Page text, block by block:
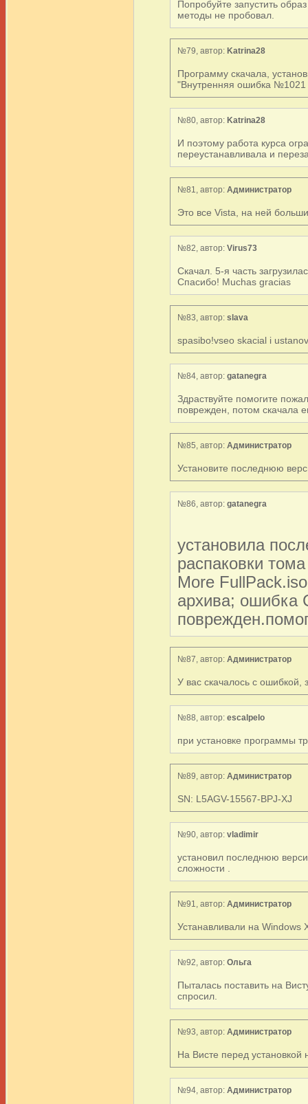
Попробуйте запустить
методы не пробовал.
№79, автор: Katrina28
Программу скачала,
"Внутренняя ошибка №1021
№80, автор: Katrina28
И поэтому работа курса
переустанавливала и
№81, автор: Администратор
Это все Vista, на ней
№82, автор: Virus73
Скачал. 5-я часть
Спасибо! Muchas gracias
№83, автор: slava
spasibo!vseo skacial i
№84, автор: gatanegra
Здраствуйте помогите
поврежден, потом скачала
№85, автор: Администратор
Установите последнюю
№86, автор: gatanegra
установила
распаковки
More
архива; ошибка
№87, автор: Администратор
У вас скачалось с ошибкой,
№88, автор: escalpelo
при установке программы
№89, автор: Администратор
SN: L5AGV-15567-BPJ-XJ
№90, автор: vladimir
установил последнюю
сложности .
№91, автор: Администратор
Устанавливали на Windows
№92, автор: Ольга
Пыталась поставить на
спросил.
№93, автор: Администратор
На Висте перед установкой
№94, автор: Администратор